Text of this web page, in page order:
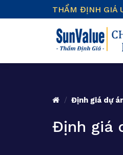
to
THẨM ĐỊNH GIÁ
/ Định giá dự
Định giá